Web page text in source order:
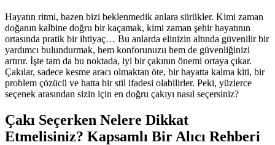
Hayatın ritmi, bazen bizi beklenmedik anlara sürükler. Kimi zaman
doğanın kalbine doğru bir kaçamak, kimi zaman şehir hayatının
ortasında pratik bir ihtiyaç… Bu anlarda elinizin altında güvenilir bir
yardımcı bulundurmak, hem konforunuzu hem de güvenliğinizi
artırır. İşte tam da bu noktada, iyi bir çakının önemi ortaya çıkar.
Çakılar, sadece kesme aracı olmaktan öte, bir hayatta kalma kiti, bir
problem çözücü ve hatta bir stil ifadesi olabilirler. Peki, yüzlerce
seçenek arasından sizin için en doğru çakıyı nasıl seçersiniz?
Çakı Seçerken Nelere Dikkat
Etmelisiniz? Kapsamlı Bir Alıcı Rehberi